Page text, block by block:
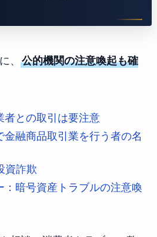
、
公的機関の注意喚起も確
者との取引は要注意
金融商品取引業を行う者の名
資詐欺
：暗号資産トラブルの注意喚